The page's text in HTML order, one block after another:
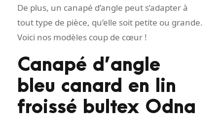
De plus, un canapé d’angle peut s’adapter à
tout type de pièce, qu’elle soit petite ou grande.
Voici nos modèles coup de cœur !
Canapé d’angle
bleu canard en lin
froissé bultex Odna